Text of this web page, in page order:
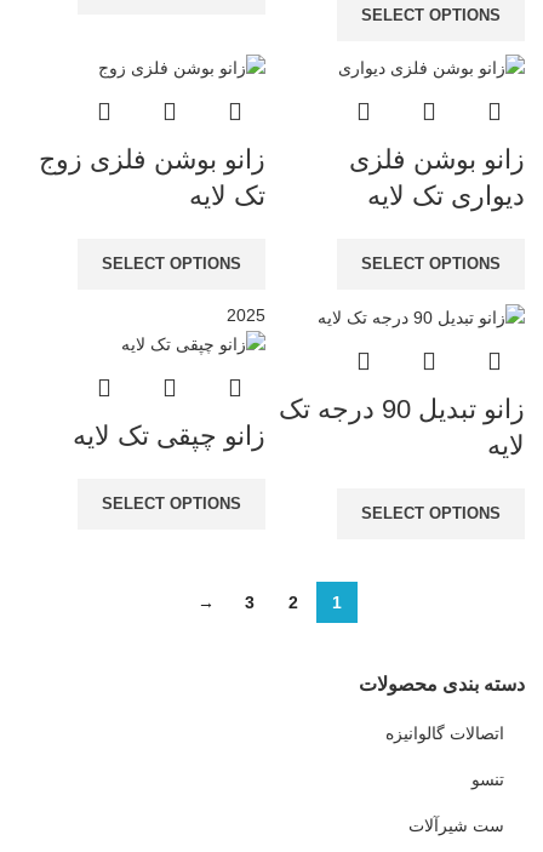
دسته بندی محصولات
اتصالات گالوانیزه
تنسو
ست شیرآلات
SELECT OPTIONS
زانو بوشن فلزی
دیواری تک لایه
SELECT OPTIONS
زانو بوشن فلزی زوج
تک لایه
SELECT OPTIONS
زانو تبدیل 90 درجه تک
لایه
SELECT OPTIONS
2025
زانو چپقی تک لایه
SELECT OPTIONS
1
2
3
→